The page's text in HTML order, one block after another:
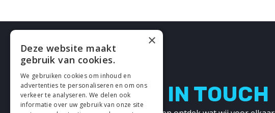
LETS GET IN TOUCH
×
Deze website maakt
gebruik van cookies.
We gebruiken cookies om inhoud en
advertenties te personaliseren en om ons
verkeer te analyseren. We delen ook
informatie over uw gebruik van onze site